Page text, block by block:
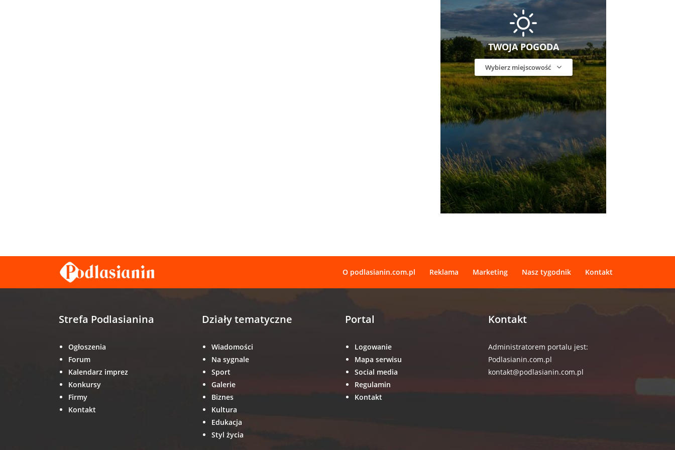
TWOJA POGODA
Wybierz miejscowość
O podlasianin.com.pl Reklama Marketing Nasz tygodnik Kontakt
Strefa Podlasianina
Ogłoszenia
Forum
Kalendarz imprez
Konkursy
Firmy
Kontakt
Działy tematyczne
Wiadomości
Na sygnale
Sport
Galerie
Biznes
Kultura
Edukacja
Styl życia
Portal
Logowanie
Mapa serwisu
Social media
Regulamin
Kontakt
Kontakt
Administratorem portalu jest:
Podlasianin.com.pl
kontakt@podlasianin.com.pl